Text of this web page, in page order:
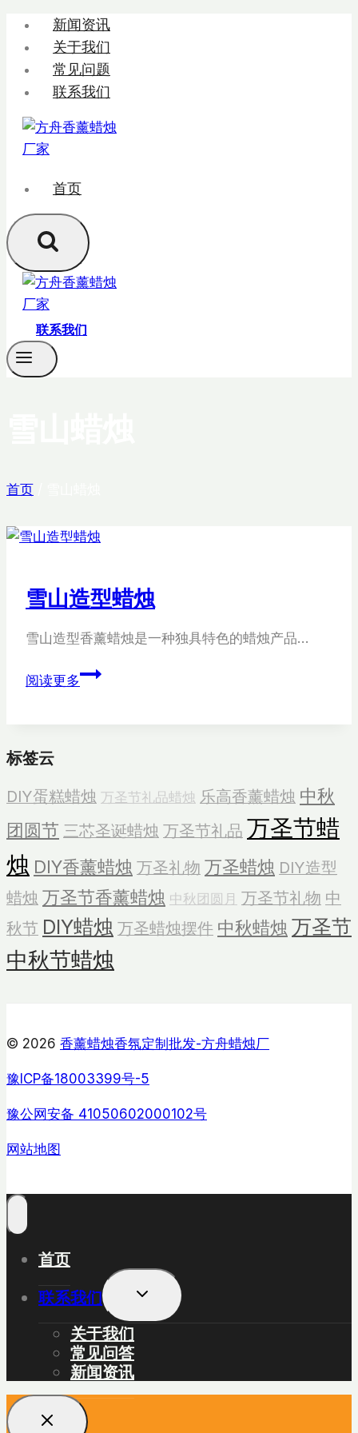
新闻资讯
关于我们
常见问题
联系我们
首页
联系我们
首页
雪山造型蜡烛
雪山造型香薰蜡烛是一种独具特色的蜡烛产品…
阅读更多雪
标签云
DIY蛋糕蜡烛 万圣节礼品蜡烛 乐高香薰蜡烛 中秋
团圆节 三芯圣诞蜡烛 万圣节礼品 万圣节蜡
烛 DIY香薰蜡烛 万圣礼物 万圣蜡烛 DIY造型
蜡烛 万圣节香薰蜡烛 中秋团圆月 万圣节礼物 中
秋节 DIY蜡烛 万圣蜡烛摆件 中秋蜡烛 万圣节
中秋节蜡烛
© 2026 香薰蜡烛香氛定制批发-方舟蜡烛厂
豫ICP备18003399号-5
豫公网安备 41050602000102号
网站地图
首页
联系我们
展
子
菜
单
关于我们
常见问答
新闻资讯